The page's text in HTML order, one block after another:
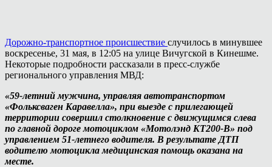
Дорожно-транспортное происшествие случилось в минувшее
воскресенье, 31 мая, в 12:05 на улице Вичугской в Кинешме.
Некоторые подробности рассказали в пресс-службе
регионального управления МВД:
«59-летний мужчина, управляя автотранспортом
«Фольксваген Каравелла», при выезде с прилегающей
территории совершил столкновение с движущимся слева
по главной дороге мотоциклом «Mотолэнд KT200-B» под
управлением 51-летнего водителя. В результате ДТП
водителю мотоцикла медицинская помощь оказана на
месте.